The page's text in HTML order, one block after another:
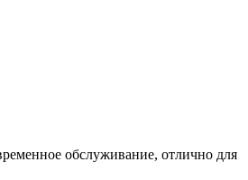
обслуживание, отлично для